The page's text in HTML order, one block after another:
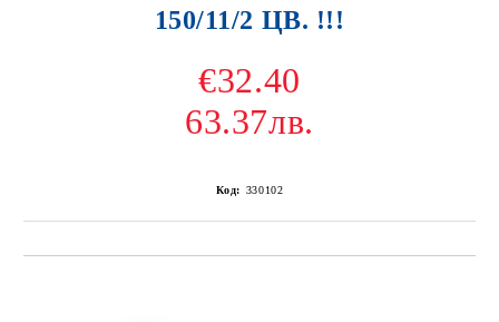
150/11/2 ЦВ. !!!
€32.40
63.37лв.
Код: 330102